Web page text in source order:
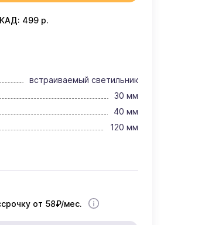
499 р.
встраиваемый светильник
30 мм
40 мм
120 мм
от 58₽/мес.